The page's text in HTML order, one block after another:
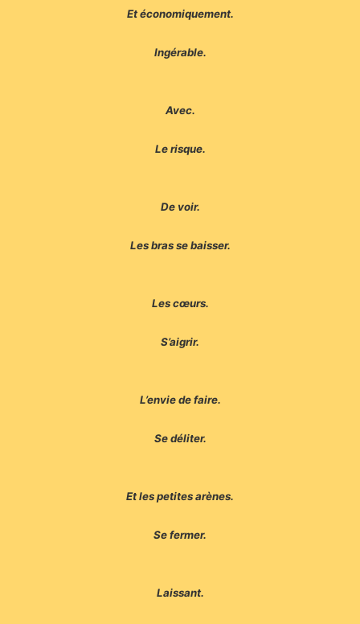
Et économiquement.
Ingérable.
Avec.
Le risque.
De voir.
Les bras se baisser.
Les cœurs.
S’aigrir.
L’envie de faire.
Se déliter.
Et les petites arènes.
Se fermer.
Laissant.